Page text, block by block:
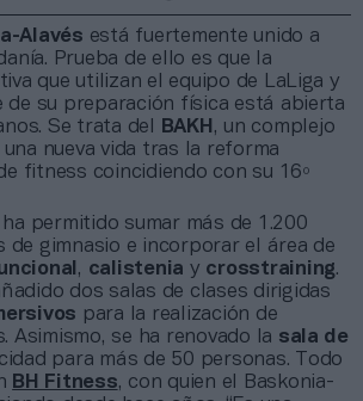
Alavés está fuertemente unido a
Prueba de ello es que la
que utilizan el equipo de LaLiga y
de su preparación física está abierta
Se trata del
BAKH , un complejo
nueva vida tras la reforma
fitness coincidiendo con su 16º
ha permitido sumar más de 1.200
de gimnasio e incorporar el área de
, calistenia y crosstraining.
dos salas de clases dirigidas
para la realización de
Asimismo, se ha renovado la sala de
para más de 50 personas. Todo
BH Fitness, con quien el Baskonia-